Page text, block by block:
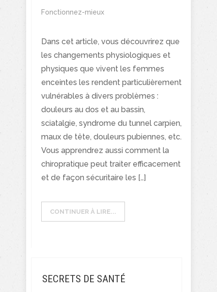
SECRETS DE SANTÉ
Fonctionnez-mieux
Dans cet article, vous découvrirez que
les changements physiologiques et
physiques que vivent les femmes
enceintes les rendent particulièrement
vulnérables à divers problèmes :
douleurs au dos et au bassin,
sciatalgie, syndrome du tunnel carpien,
maux de tête, douleurs pubiennes, etc.
Vous apprendrez aussi comment la
chiropratique peut traiter efficacement
et de façon sécuritaire les […]
CONTINUER À LIRE...